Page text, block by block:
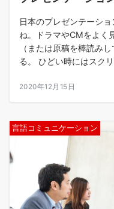
日本のプレゼンテーシ
ね。ドラマやCMをよく
（または原稿を棒読み
る。 ひどい時にはスク
2020年12月15日
言語コミュニケーション